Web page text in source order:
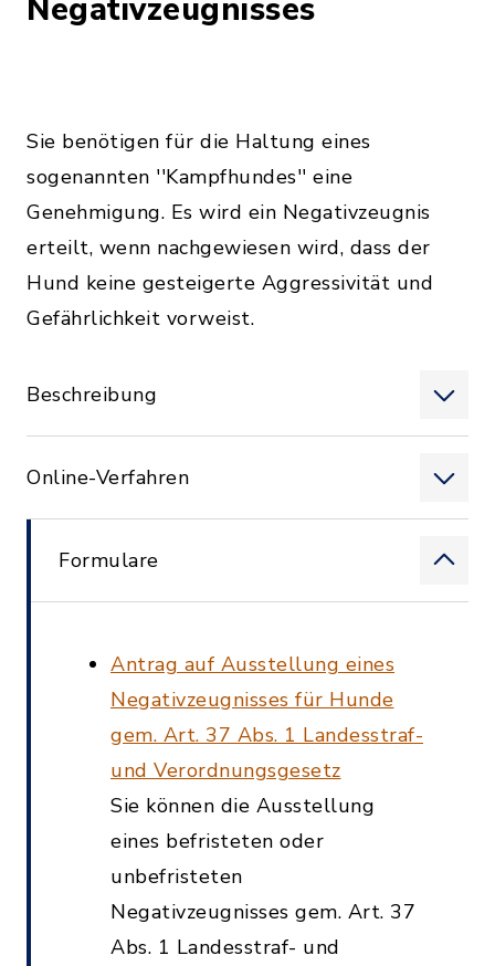
Negativzeugnisses
Sie benötigen für die Haltung eines
sogenannten ''Kampfhundes'' eine
Genehmigung. Es wird ein Negativzeugnis
erteilt, wenn nachgewiesen wird, dass der
Hund keine gesteigerte Aggressivität und
Gefährlichkeit vorweist.
Beschreibung
Online-Verfahren
Formulare
Antrag auf Ausstellung eines
Negativzeugnisses für Hunde
gem. Art. 37 Abs. 1 Landesstraf-
und Verordnungsgesetz
Sie können die Ausstellung
eines befristeten oder
unbefristeten
Negativzeugnisses gem. Art. 37
Abs. 1 Landesstraf- und